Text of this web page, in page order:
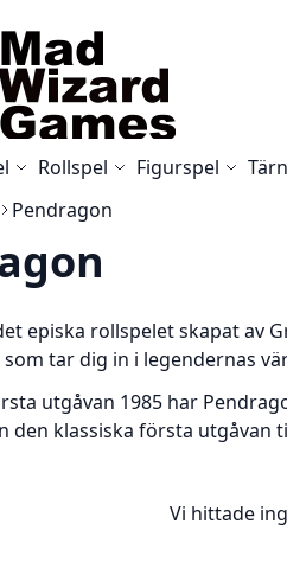
Rollspel Figurspel
Pendragon
episka rollspelet skapat av
tar dig in i legendernas
utgåvan 1985 har
den klassiska första utgåvan
Vi hittade